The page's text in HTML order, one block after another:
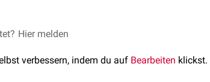
ist das 2. Mitglied der Gruppe C der
kommt es zu einer
Hier melden
verbessern, indem du auf Bearbeiten klickst.